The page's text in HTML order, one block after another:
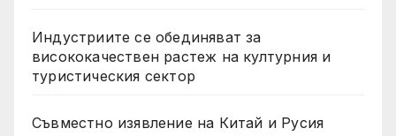
Индустриите се обединяват за
висококачествен растеж на културния и
туристическия сектор
Съвместно изявление на Китай и Русия